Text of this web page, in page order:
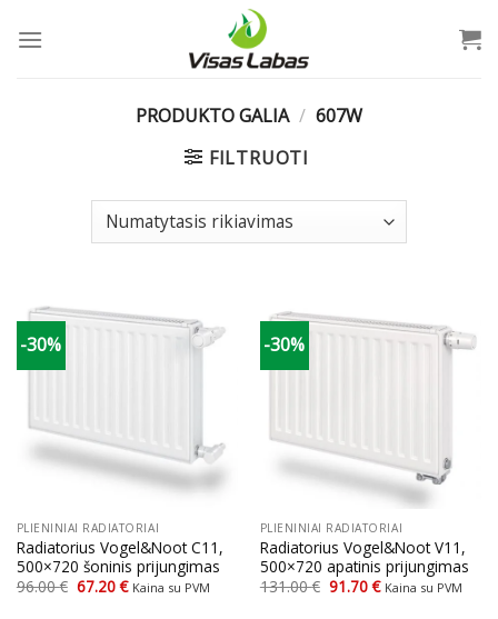
PRODUKTO GALIA / 607W
FILTRUOTI
-30%
PLIENINIAI RADIATORIAI
Radiatorius Vogel&Noot C11,
500×720 šoninis prijungimas
96.00€ Original
price
67.20€Current
price
Kaina su PVM
-30%
PLIENINIAI RADIATORIAI
Radiatorius Vogel&Noot V11,
500×720 apatinis prijungimas
131.00€ Original
price
91.70€Current
price
Kaina su PVM